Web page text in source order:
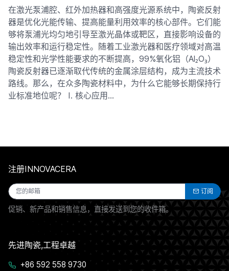
在激光泵浦腔、红外加热器和高强度光源系统中，陶瓷反射
器是优化光能传输、提高能量利用效率的核心部件。它们能
够将泵浦光均匀地引导至激光晶体或靶区，直接影响设备的
输出效率和运行稳定性。随着工业激光器和医疗领域对高温
稳定性和光学性能要求的不断提高，99%氧化铝（Al₂O₃）
陶瓷反射器已逐渐取代传统的金属涂层结构，成为主流技术
路线。那么，在众多陶瓷材料中，为什么它能够长期保持行
业标准地位呢？ I. 核心应用…
注册INNOVACERA
订阅
促销、新产品和销售信息，直接发送到您的收件箱。
先进陶瓷,工程卓越
+86 592 558 9730